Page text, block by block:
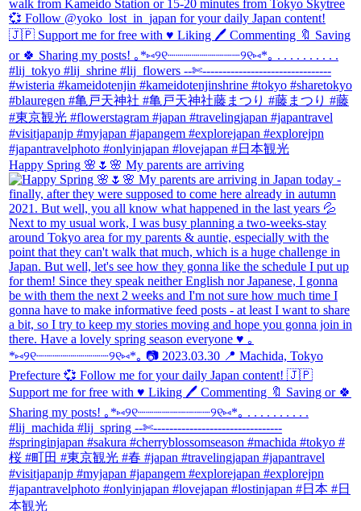
Happy Spring 🌸🌷🌸 My parents are arriving